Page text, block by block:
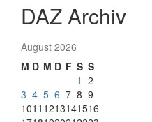
DAZ Archiv
August 2026
M D M D F S S
1 2
3 4 5 6 7 8 9
1011 1213141516